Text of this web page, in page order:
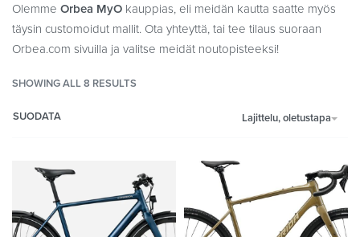
Olemme Orbea MyO kauppias, eli meidän kautta saatte myös
täysin customoidut mallit. Ota yhteyttä, tai tee tilaus suoraan
Orbea.com sivuilla ja valitse meidät noutopisteeksi!
SHOWING ALL 8 RESULTS
Lajittelu, oletustapa
SUODATA